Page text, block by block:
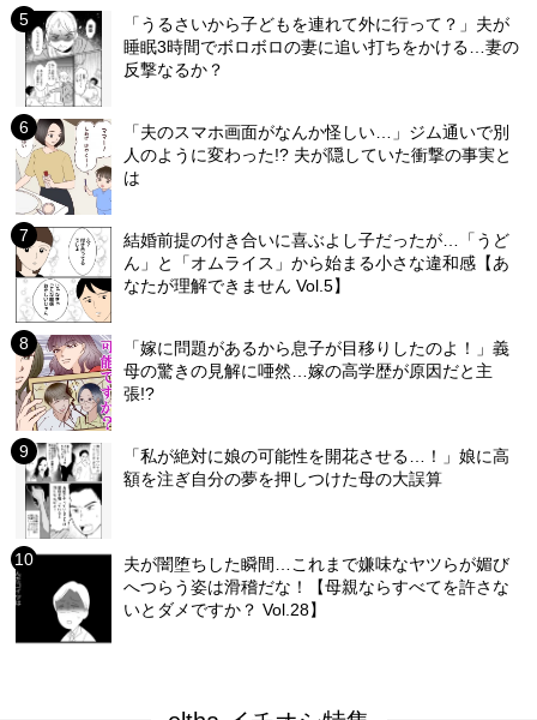
「うるさいから子どもを連れて外に行って？」夫が
睡眠3時間でボロボロの妻に追い打ちをかける…妻の
反撃なるか？
「夫のスマホ画面がなんか怪しい…」ジム通いで別
人のように変わった!? 夫が隠していた衝撃の事実と
は
結婚前提の付き合いに喜ぶよし子だったが…「うど
ん」と「オムライス」から始まる小さな違和感【あ
なたが理解できません Vol.5】
「嫁に問題があるから息子が目移りしたのよ！」義
母の驚きの見解に唖然…嫁の高学歴が原因だと主
張!?
「私が絶対に娘の可能性を開花させる…！」娘に高
額を注ぎ自分の夢を押しつけた母の大誤算
夫が闇堕ちした瞬間…これまで嫌味なヤツらが媚び
へつらう姿は滑稽だな！【母親ならすべてを許さな
いとダメですか？ Vol.28】